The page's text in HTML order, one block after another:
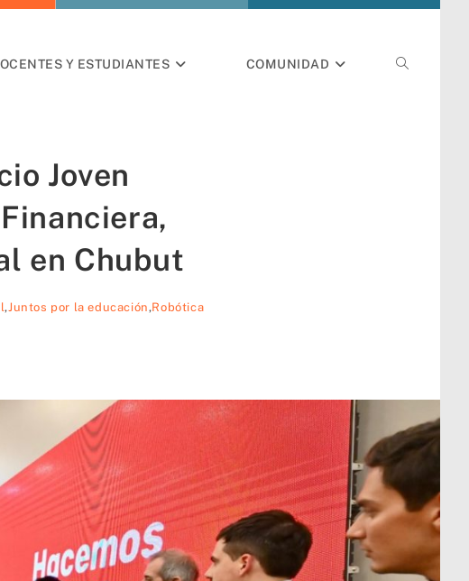
Y ESTUDIANTES COMUNIDAD
Joven
en Chubut
,Juntos por la educación,Robótica